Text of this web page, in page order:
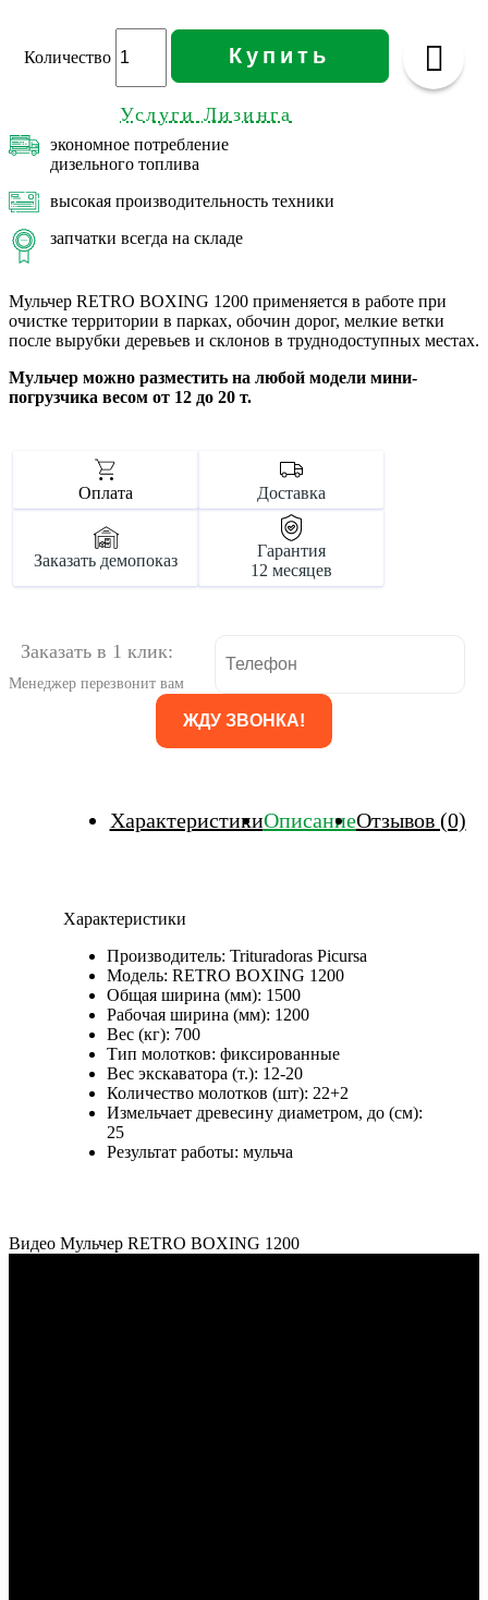
Количество Купить
Услуги Лизинга
экономное потребление
дизельного топлива
высокая производительность техники
запчатки всегда на складе
Мульчер RETRO BOXING 1200 применяется в работе при
очистке территории в парках, обочин дорог, мелкие ветки
после вырубки деревьев и склонов в труднодоступных местах.
Мульчер можно разместить на любой модели мини-
погрузчика весом от 12 до 20 т.
Оплата Доставка
Заказать демопоказ
Гарантия
12 месяцев
Заказать в 1 клик:
Менеджер перезвонит вам
ХарактеристикиОписаниеОтзывов (0)
Характеристики
Производитель: Trituradoras Picursa
Модель: RETRO BOXING 1200
Общая ширина (мм): 1500
Рабочая ширина (мм): 1200
Вес (кг): 700
Тип молотков: фиксированные
Вес экскаватора (т.): 12-20
Количество молотков (шт): 22+2
Измельчает древесину диаметром, до (см):
25
Результат работы: мульча
Видео Мульчер RETRO BOXING 1200